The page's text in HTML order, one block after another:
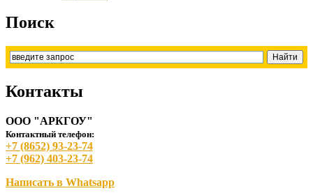
Поиск
Контакты
ООО "АРКГОУ"
Контактный телефон:
+7 (8652) 93-23-74
+7 (962) 403-23-74
Написать в Whatsapp